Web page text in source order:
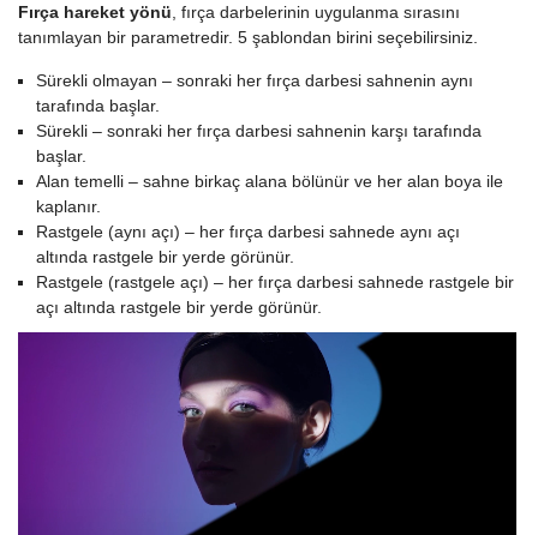
Fırça hareket yönü , fırça darbelerinin uygulanma sırasını
tanımlayan bir parametredir. 5 şablondan birini seçebilirsiniz.
Sürekli olmayan – sonraki her fırça darbesi sahnenin aynı
tarafında başlar.
Sürekli – sonraki her fırça darbesi sahnenin karşı tarafında
başlar.
Alan temelli – sahne birkaç alana bölünür ve her alan boya ile
kaplanır.
Rastgele (aynı açı) – her fırça darbesi sahnede aynı açı
altında rastgele bir yerde görünür.
Rastgele (rastgele açı) – her fırça darbesi sahnede rastgele bir
açı altında rastgele bir yerde görünür.